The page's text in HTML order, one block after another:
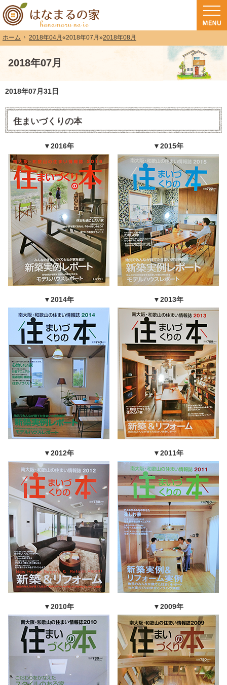
ホーム 2018年04月 «2018年07月 »2018年08月
2018年07月
和歌山（和歌山市・岩出市・海南市・紀の川市）で注文住宅(長期優良住宅・
注文住宅・高気密高断熱・長期優良住宅・ZEH・耐震なら（和歌山・和歌山市）
2018年07月31日
住まいづくりの本
▼2016年 ▼2015年
▼2014年 ▼2013年
▼2012年 ▼2011年
▼2010年 ▼2009年